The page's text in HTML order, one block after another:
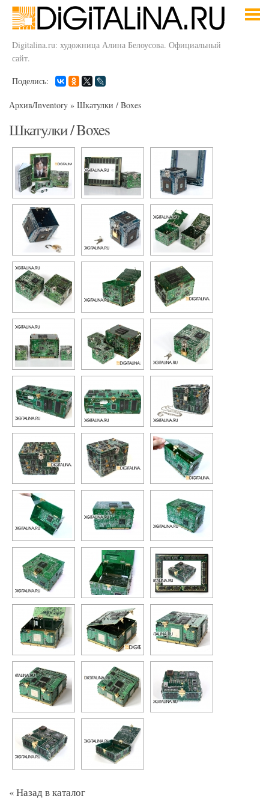
Digitalina.ru: художница Алина Белоусова. Официальный
сайт.
Поделись:
Архив/Inventory » Шкатулки / Boxes
Шкатулки / Boxes
« Назад в каталог